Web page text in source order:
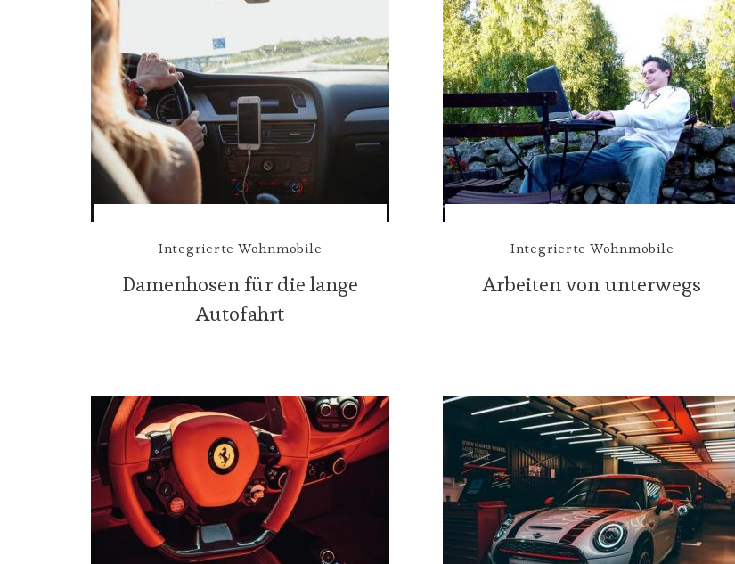
Integrierte Wohnmobile
Damenhosen für die lange
Autofahrt
Integrierte Wohnmobile
Arbeiten von unterwegs